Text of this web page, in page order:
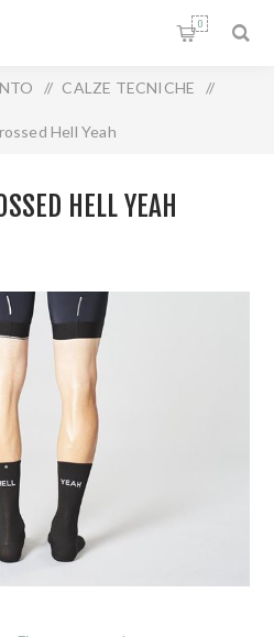
0
/ CALZE TECNICHE /
Hell Yeah
HELL YEAH